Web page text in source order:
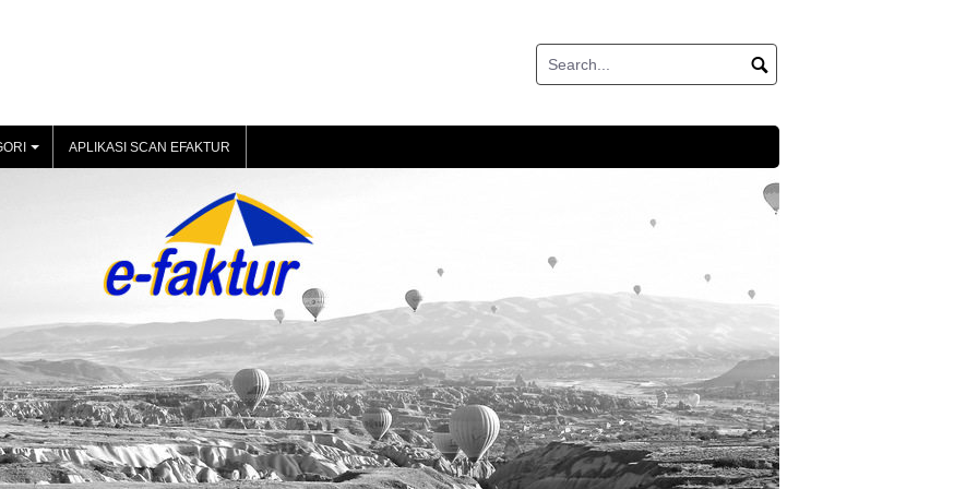
+
APLIKASI SCAN EFAKTUR